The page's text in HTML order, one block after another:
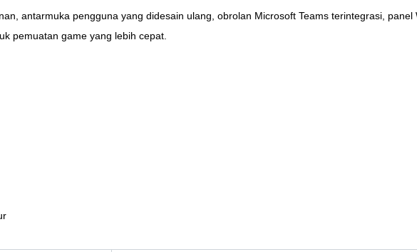
antarmuka pengguna yang didesain ulang, obrolan Microsoft Teams terintegrasi, panel
pemuatan game yang lebih cepat.